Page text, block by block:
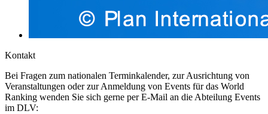
Kontakt
Bei Fragen zum nationalen Terminkalender, zur Ausrichtung von
Veranstaltungen oder zur Anmeldung von Events für das World
Ranking wenden Sie sich gerne per E-Mail an die Abteilung Events
im DLV: